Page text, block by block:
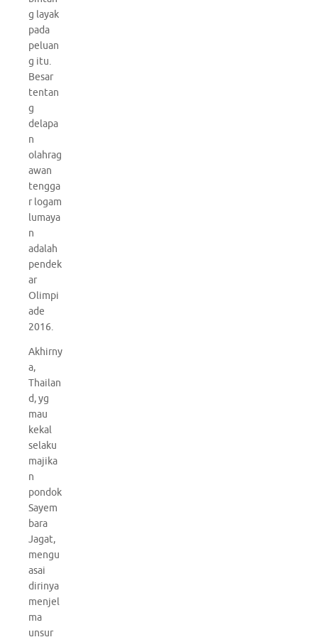
g layak
pada
peluan
g itu.
Besar
tentan
g
delapa
n
olahrag
awan
tengga
r logam
lumaya
n
adalah
pendek
ar
Olimpi
ade
2016.
Akhirny
a,
Thailan
d, yg
mau
kekal
selaku
majika
n
pondok
Sayem
bara
Jagat,
mengu
asai
dirinya
menjel
ma
unsur